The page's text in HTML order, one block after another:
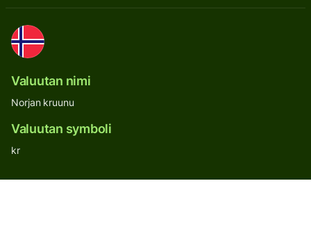
Valuutan nimi
Norjan kruunu
Valuutan symboli
kr